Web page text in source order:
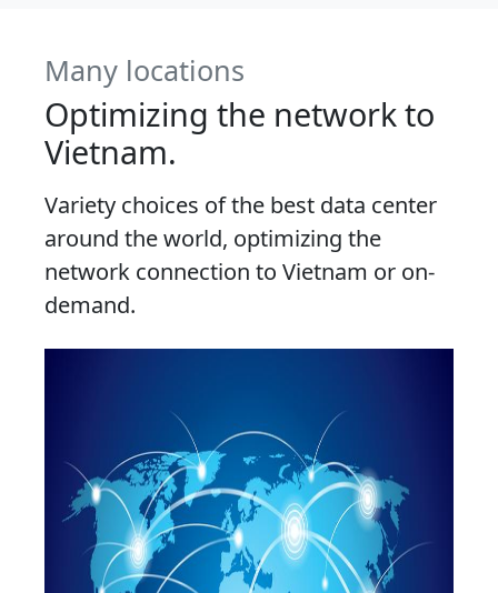
Many locations
Optimizing the network to
Vietnam.
Variety choices of the best data center
around the world, optimizing the
network connection to Vietnam or on-
demand.